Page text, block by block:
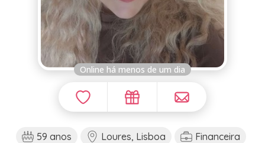
Online há menos de um dia
59 anos Loures, Lisboa Financeira